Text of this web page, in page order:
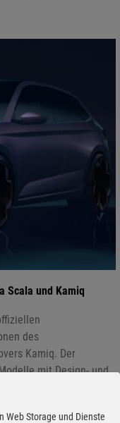
Scala und Kamiq
des
Kamiq. Der
mit Design- und
aus höheren
der neuen
Web Storage und Dienste